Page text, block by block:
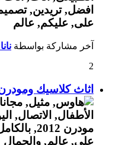
آخر مشاركة بواسطة
2
اثاث كلاسيك ومودرن و